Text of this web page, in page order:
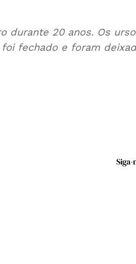
durante 20 anos. Os
fechado e foram
Siga-